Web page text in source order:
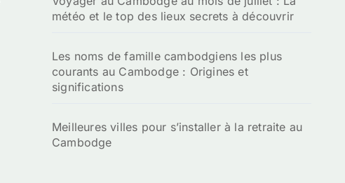
météo et le top des lieux secrets à découvrir
Les noms de famille cambodgiens les plus
courants au Cambodge : Origines et
significations
Meilleures villes pour s’installer à la retraite au
Cambodge